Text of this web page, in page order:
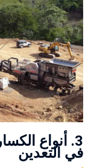
3. أنواع
في التعدين